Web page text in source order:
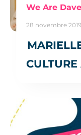
We Are
28 novembre 2019